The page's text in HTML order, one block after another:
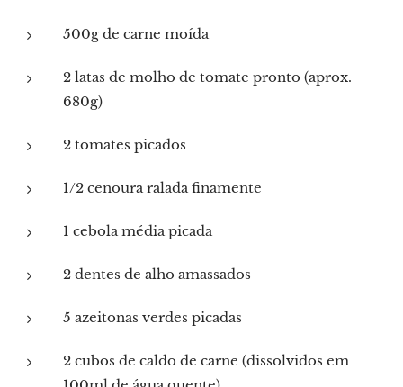
500g de carne moída
2 latas de molho de tomate pronto (aprox.
680g)
2 tomates picados
1/2 cenoura ralada finamente
1 cebola média picada
2 dentes de alho amassados
5 azeitonas verdes picadas
2 cubos de caldo de carne (dissolvidos em